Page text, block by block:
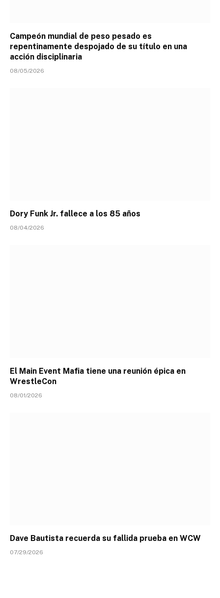
Campeón mundial de peso pesado es
repentinamente despojado de su título en una
acción disciplinaria
08/05/2026
Dory Funk Jr. fallece a los 85 años
08/04/2026
El Main Event Mafia tiene una reunión épica en
WrestleCon
08/01/2026
Dave Bautista recuerda su fallida prueba en WCW
07/29/2026